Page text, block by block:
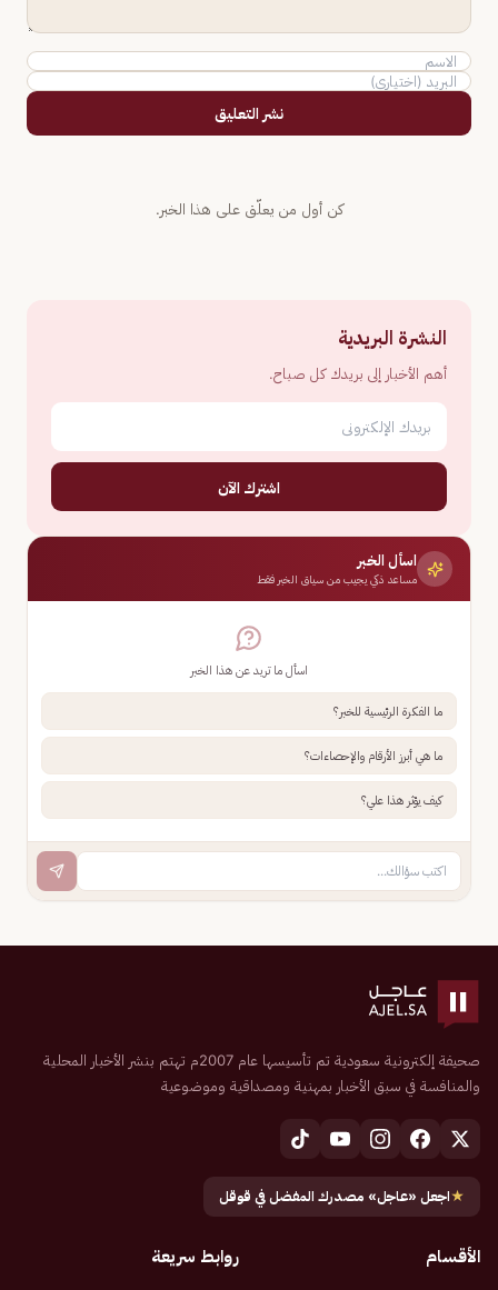
نشر التعليق
كن أول من يعلّق على هذا الخبر.
النشرة البريدية
أهم الأخبار إلى بريدك كل صباح.
اشترك الآن
اسأل الخبر
مساعد ذكي يجيب من سياق الخبر فقط
اسأل ما تريد عن هذا الخبر
ما الفكرة الرئيسية للخبر؟
ما هي أبرز الأرقام والإحصاءات؟
كيف يؤثر هذا علي؟
صحيفة إلكترونية سعودية تم تأسيسها عام 2007م تهتم بنشر الأخبار المحلية
والمنافسة في سبق الأخبار بمهنية ومصداقية وموضوعية
★اجعل «عاجل» مصدرك المفضل في قوقل
الأقسام روابط سريعة